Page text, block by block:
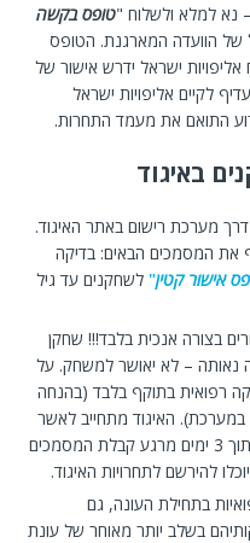
נא למלא ולשלוח "טופס בקשה
של הוועדה המארגנת. הטופס
אליפויות ישראל ידרש אישור של
לקיים אליפויות ישראל
התואם את מעמד התחרות.
באיגוד
דרך מערכת רישום באתר האיגוד.
את המסמכים הבאים: בדיקה
אישור קטין" לשחקנים עד גיל
בצורה אנכית בלבד!!! שחקן
נאותה – לא יאושר למשחק. על
רפואית בתוקף בלבד (בהנחה
האיגוד מתחייב לאשר
השתתפות שחקנים בתחרויות האיגוד תוך 3 ימים מרגע קבלת המסמכים
להירשם לתחרויות האיגוד.
בתחילת העונה, גם
בשלב יותר מאוחר של עונת